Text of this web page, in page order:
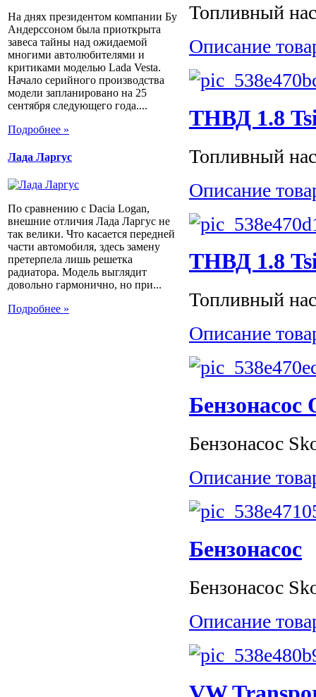
На днях президентом компании Бу
Андерссоном была приоткрыта
завеса тайны над ожидаемой
многими автолюбителями и
критиками моделью Lada Vesta.
Начало серийного производства
модели запланировано на 25
сентября следующего года....
Подробнее »
Лада Ларгус
По сравнению с Dacia Logan,
внешние отличия Лада Ларгус не
так велики. Что касается передней
части автомобиля, здесь замену
претерпела лишь решетка
радиатора. Модель выглядит
довольно гармонично, но при...
Подробнее »
Топливный
Описание
ТНВД 1.8
Топливный
Описание
ТНВД 1.8
Топливный
Описание
Бензонасос
Бензонасос
Описание
Бензонасос
Бензонасос
Описание